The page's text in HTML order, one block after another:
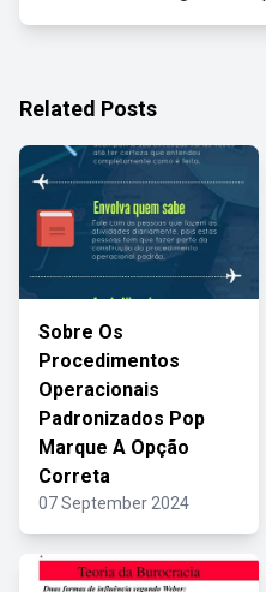
Related Posts
Sobre Os
Procedimentos
Operacionais
Padronizados Pop
Marque A Opção
Correta
07 September 2024